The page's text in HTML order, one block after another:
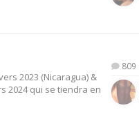
2023 (Nicaragua) &
2024 qui se tiendra en
809